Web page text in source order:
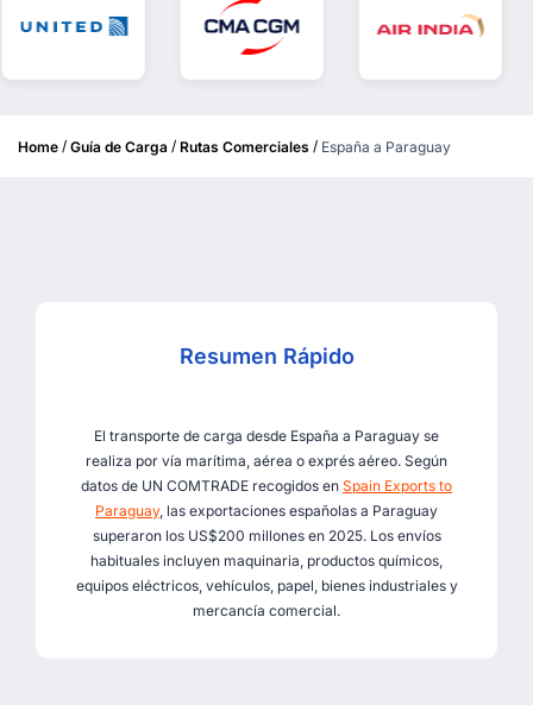
Home / Guía de Carga / Rutas Comerciales / España a Paraguay
Resumen Rápido
El transporte de carga desde España a Paraguay se
realiza por vía marítima, aérea o exprés aéreo. Según
datos de UN COMTRADE recogidos en Spain Exports to
Paraguay, las exportaciones españolas a Paraguay
superaron los US$200 millones en 2025. Los envíos
habituales incluyen maquinaria, productos químicos,
equipos eléctricos, vehículos, papel, bienes industriales y
mercancía comercial.